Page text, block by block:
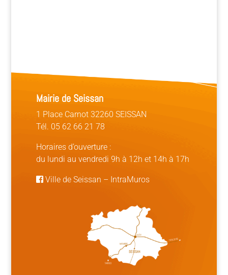
Mairie de Seissan
1 Place Carnot 32260 SEISSAN
Tél. 05 62 66 21 78
Horaires d’ouverture :
du lundi au vendredi 9h à 12h et 14h à 17h
Ville de Seissan – IntraMuros